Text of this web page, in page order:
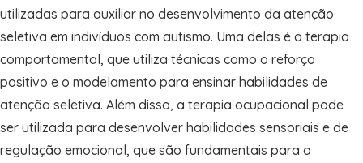
utilizadas para auxiliar no desenvolvimento da atenção
seletiva em indivíduos com autismo. Uma delas é a terapia
comportamental, que utiliza técnicas como o reforço
positivo e o modelamento para ensinar habilidades de
atenção seletiva. Além disso, a terapia ocupacional pode
ser utilizada para desenvolver habilidades sensoriais e de
regulação emocional, que são fundamentais para a